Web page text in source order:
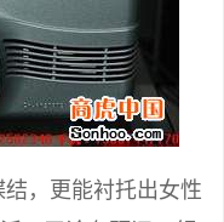
，更能衬托出女性